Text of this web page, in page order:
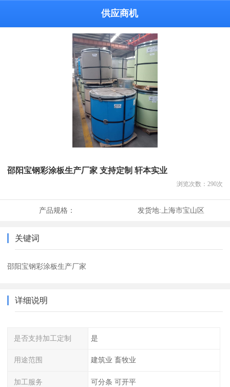
供应商机
邵阳宝钢彩涂板生产厂家 支持定制 轩本实业
浏览次数： 290次
产品规格： 发货地:上海市宝山区
关键词
邵阳宝钢彩涂板生产厂家
详细说明
是否支持加工定制 是
用途范围 建筑业 畜牧业
加工服务 可分条 可开平